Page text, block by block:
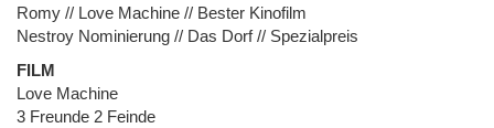
Romy // Love Machine // Bester Kinofilm
Nestroy Nominierung // Das Dorf // Spezialpreis
FILM
Love Machine
3 Freunde 2 Feinde